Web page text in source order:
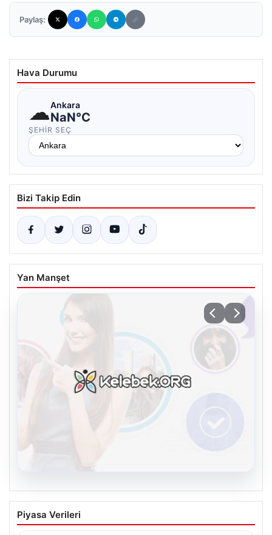
Paylaş:
Hava Durumu
☁Ankara
NaN°C
ŞEHIR SEÇ
Bizi Takip Edin
Yan Manşet
Kelebek sohbet platformu İle Dijital
İletişimin Güvenli Adresi Ve Chat
Piyasa Verileri